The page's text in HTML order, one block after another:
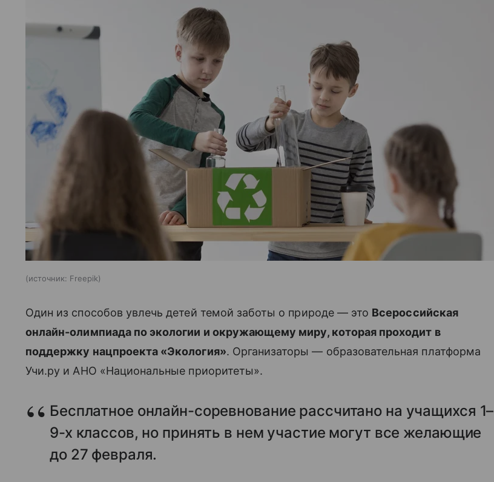
источник: Freepik
Один из способов увлечь детей темой заботы о природе — это Всероссийская
онлайн-олимпиада по экологии и окружающему миру, которая проходит в
поддержку нацпроекта «Экология». Организаторы — образовательная платформа
Учи.ру и АНО «Национальные приоритеты».
Бесплатное онлайн-соревнование рассчитано на учащихся 1–
9-х классов, но принять в нем участие могут все желающие
до 27 февраля.